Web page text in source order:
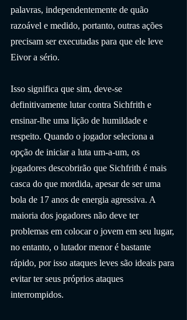
palavras, independentemente de quão
razoável e medido, portanto, outras ações
precisam ser executadas para que ele leve
Eivor a sério.
Isso significa que sim, deve-se
definitivamente lutar contra Sichfrith e
ensinar-lhe uma lição de humildade e
respeito. Quando o jogador seleciona a
opção de iniciar a luta um-a-um, os
jogadores descobrirão que Sichfrith é mais
casca do que mordida, apesar de ser uma
bola de 17 anos de energia agressiva. A
maioria dos jogadores não deve ter
problemas em colocar o jovem em seu lugar,
no entanto, o lutador menor é bastante
rápido, por isso ataques leves são ideais para
evitar ter seus próprios ataques
interrompidos.